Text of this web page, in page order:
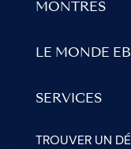
MONTRES
LE MONDE
SERVICES
TROUVER UN